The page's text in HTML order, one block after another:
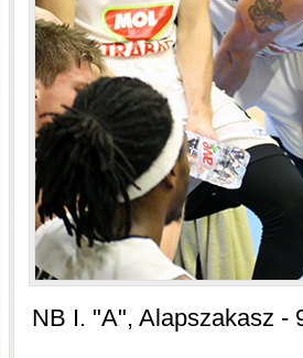
NB I. "A", Alapszakasz -